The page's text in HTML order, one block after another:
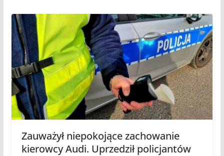
Zauważył niepokojące zachowanie
kierowcy Audi. Uprzedził policjantów